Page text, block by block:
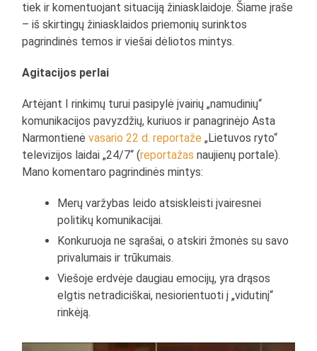
tiek ir komentuojant situaciją žiniasklaidoje. Šiame įraše
– iš skirtingų žiniasklaidos priemonių surinktos
pagrindinės temos ir viešai dėliotos mintys.
Agitacijos perlai
Artėjant I rinkimų turui pasipylė įvairių „namudinių“
komunikacijos pavyzdžių, kuriuos ir panagrinėjo Asta
Narmontienėvasario 22 d. reportaže „Lietuvos ryto“
televizijos laidai „24/7“ (reportažas naujienų portale).
Mano komentaro pagrindinės mintys:
Merų varžybas leido atsiskleisti įvairesnei
politikų komunikacijai.
Konkuruoja ne sąrašai, o atskiri žmonės su savo
privalumais ir trūkumais.
Viešoje erdvėje daugiau emocijų, yra drąsos
elgtis netradiciškai, nesiorientuoti į „vidutinį“
rinkėją.